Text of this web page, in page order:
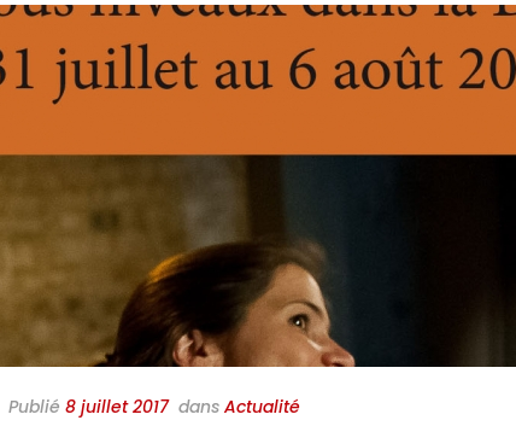
Publié 8 juillet 2017 dans Actualité